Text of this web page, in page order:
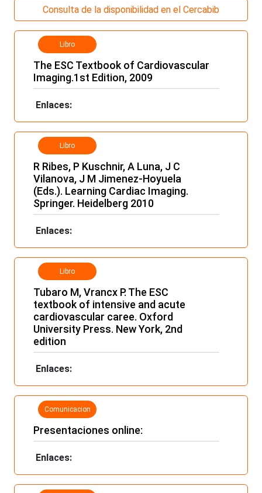
Consulta de la disponibilidad en el Cercabib
Libro
The ESC Textbook of Cardiovascular
Imaging.1st Edition, 2009
Enlaces:
Libro
R Ribes, P Kuschnir, A Luna, J C
Vilanova, J M Jimenez-Hoyuela
(Eds.). Learning Cardiac Imaging.
Springer. Heidelberg 2010
Enlaces:
Libro
Tubaro M, Vrancx P. The ESC
textbook of intensive and acute
cardiovascular caree. Oxford
University Press. New York, 2nd
edition
Enlaces:
Comunicacion
Presentaciones online:
Enlaces: